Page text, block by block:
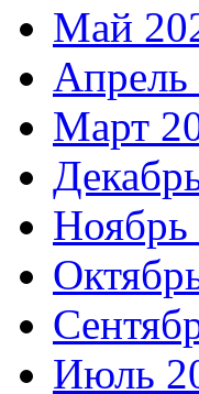
Май
Апрель
Март
Ноябрь
Июль